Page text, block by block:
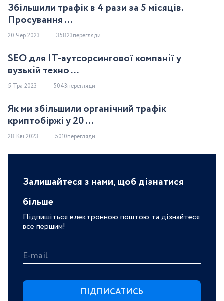
Збільшили трафік в 4 рази за 5 місяців.
Просування ...
20 Чер 2023 35823перегляди
SEO для IT-аутсорсингової компанії у
вузькій техно ...
5 Тра 2023 5043перегляди
Як ми збільшили органічний трафік
криптобіржі у 20 ...
28 Кві 2023 5010перегляди
Залишайтеся з нами, щоб дізнатися
більше
Підпишіться електронною поштою та дізнайтеся
все першим!
E-mail